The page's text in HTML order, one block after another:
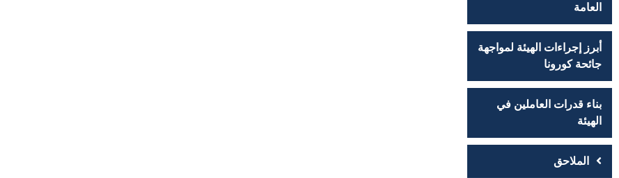
العامة
أبرز إجراءات الهيئة لمواجهة
جائحة كورونا
بناء قدرات العاملين في
الهيئة
الملاحق